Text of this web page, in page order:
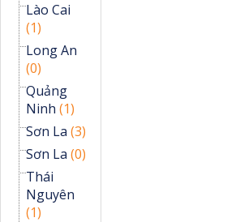
Lào Cai
(1)
Long An
(0)
Quảng
Ninh (1)
Sơn La (3)
Sơn La (0)
Thái
Nguyên
(1)